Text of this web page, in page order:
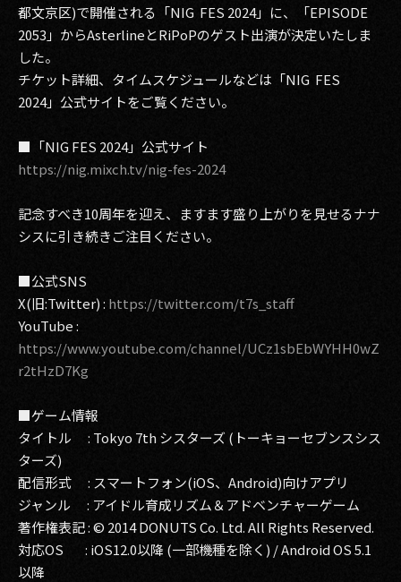
都文京区)で開催される「NIG FES 2024」に、「EPISODE
2053」からAsterlineとRiPoPのゲスト出演が決定いたしま
した。
チケット詳細、タイムスケジュールなどは「NIG FES
2024」公式サイトをご覧ください。
■「NIG FES 2024」公式サイト
https://nig.mixch.tv/nig-fes-2024
記念すべき10周年を迎え、ますます盛り上がりを見せるナナ
シスに引き続きご注目ください。
■公式SNS
X(旧:Twitter) : https://twitter.com/t7s_staff
YouTube :
https://www.youtube.com/channel/UCz1sbEbWYHH0wZ
r2tHzD7Kg
■ゲーム情報
タイトル : Tokyo 7th シスターズ (トーキョーセブンスシス
ターズ)
配信形式 : スマートフォン(iOS、Android)向けアプリ
ジャンル : アイドル育成リズム＆アドベンチャーゲーム
著作権表記 : © 2014 DONUTS Co. Ltd. All Rights Reserved.
対応OS : iOS12.0以降 (一部機種を除く) / Android OS 5.1
以降